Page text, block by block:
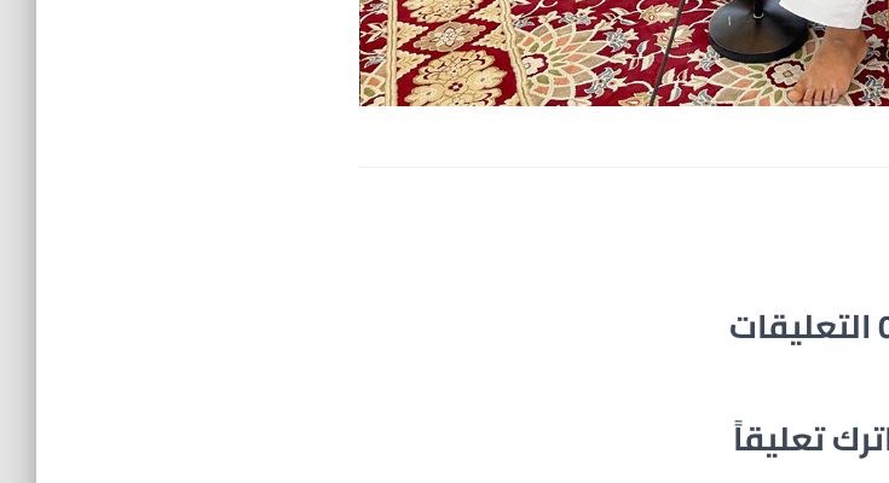
تعليقاً